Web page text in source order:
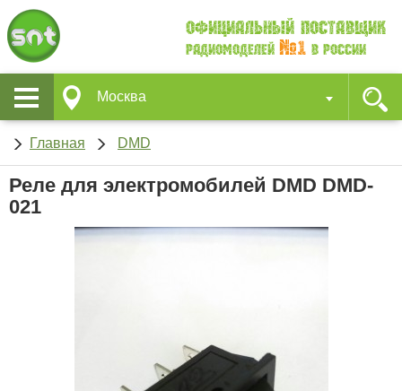
Официальный поставщик
Радиомоделей №1 в России
Москва
Главная DMD
Реле для электромобилей DMD DMD-
021